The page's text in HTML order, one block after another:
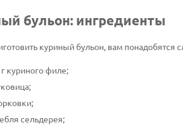
бульон: ингредиенты
куриный бульон, вам понадобятся
куриного филе;
сельдерея;